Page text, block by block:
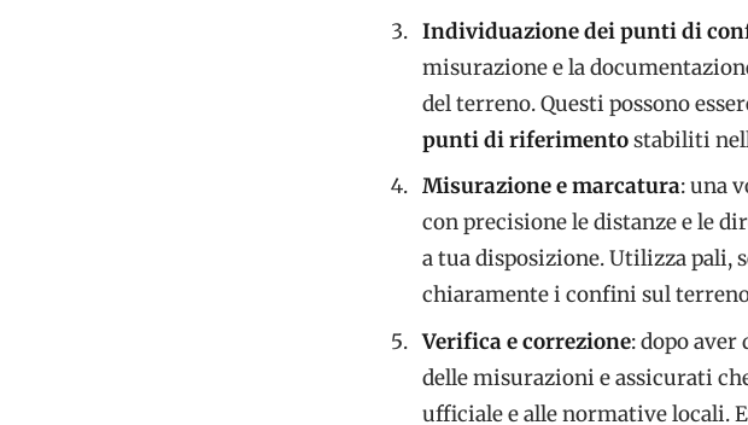
Individuazione dei punti di
misurazione e la
del terreno. Questi possono
punti di riferimentostabiliti
Misurazione e marcatura: una
con precisione le distanze e le
a tua disposizione. Utilizza pali,
chiaramente i confini sul
Verifica e correzione: dopo
delle misurazioni e assicurati
ufficiale e alle normative locali.